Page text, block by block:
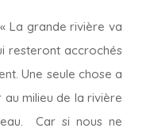
La grande rivière va
resteront accrochés
Une seule chose a
milieu de la rivière
Car si nous ne